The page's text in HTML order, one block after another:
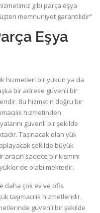
gibi parça eşya
memnuniyet garantilidir”
Eşya
hizmetleri bir yükün ya da
bir adrese güvenli bir
Bu hizmetin doğru bir
hizmetinden
güvenli bir şekilde
Taşınacak olan yük
şekilde büyük
sadece bir kısmını
de olabilmektedir.
daha çok ev ve ofis
taşımacılık hizmetleridir.
güvenli bir şekilde